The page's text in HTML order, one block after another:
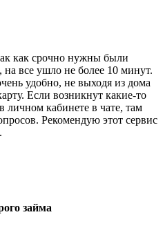
как срочно нужны были
все ушло не более 10 минут.
удобно, не выходя из дома
Если возникнут какие-то
личном кабинете в чате, там
Рекомендую этот сервис
займа